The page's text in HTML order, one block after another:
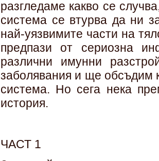
разгледаме какво се
система се втурва да ни
най-уязвимите части на
предпази от сериозна
различни имунни
заболявания и ще обсъдим
система. Но сега нека
история.
ЧАСТ 1